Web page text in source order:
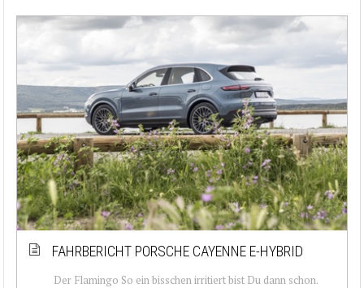
FAHRBERICHT PORSCHE CAYENNE E-HYBRID
Der Flamingo So ein bisschen irritiert bist Du dann schon.